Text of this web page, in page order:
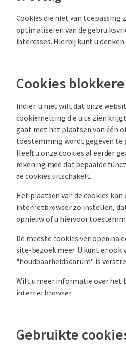
Cookies die niet van toepassing
optimaliseren van de
interesses. Hierbij kunt u
Cookies
Indien u niet wilt dat onze
cookiemelding die u te zien
gaat met het plaatsen van één
toestemming wordt gegeven te
Heeft u onze cookies al eerder
rekening mee dat bepaalde
de cookies uitschakelt.
Het plaatsen van de cookies
internetbrowser zo instellen,
opnieuw of u hiervoor
De meeste cookies verlopen na
site-bezoek meer. U kunt er ook
"houdbaarheidsdatum" is
Wilt u meer informatie over het
internetbrowser.
Gebruikte